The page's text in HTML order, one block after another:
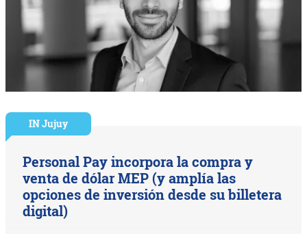
IN Jujuy
Personal Pay incorpora la compra y
venta de dólar MEP (y amplía las
opciones de inversión desde su billetera
digital)